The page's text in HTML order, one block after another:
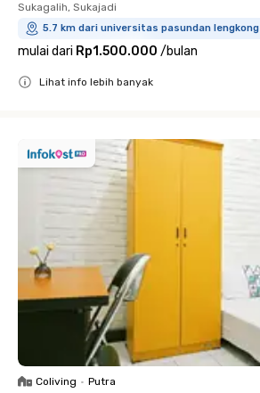
Sukagalih, Sukajadi
5.7 km dari universitas pasundan lengkong
mulai dari Rp1.500.000 /bulan
Lihat info lebih banyak
Coliving • Putra